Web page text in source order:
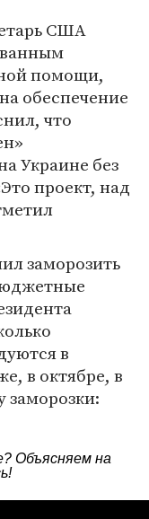
США
помощи,
обеспечение
что
Украине без
проект, над
заморозить
в
в октябре, в
заморозки:
Объясняем на